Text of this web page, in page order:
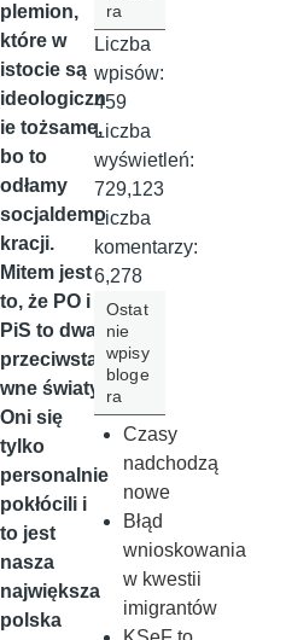
plemion,
które w
istocie są
ideologiczn
ie tożsame,
bo to
odłamy
socjaldemo
kracji.
Mitem jest
to, że PO i
PiS to dwa
przeciwsta
wne światy.
Oni się
tylko
personalnie
pokłócili i
to jest
nasza
największa
polska
ra
Liczba
wpisów:
459
Liczba
wyświetleń:
729,123
Liczba
komentarzy:
6,278
Ostat
nie
wpisy
bloge
ra
Czasy
nadchodzą
nowe
Błąd
wnioskowania
w kwestii
imigrantów